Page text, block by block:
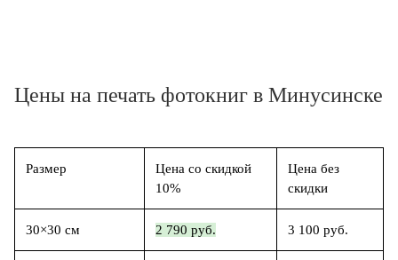
Цены на печать фотокниг в Минусинске
Размер
Цена со скидкой
10%
Цена без
скидки
30×30 см 2 790 руб. 3 100 руб.